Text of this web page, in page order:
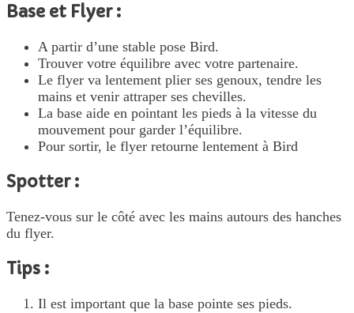
Base et Flyer :
A partir d’une stable pose Bird.
Trouver votre équilibre avec votre partenaire.
Le flyer va lentement plier ses genoux, tendre les
mains et venir attraper ses chevilles.
La base aide en pointant les pieds à la vitesse du
mouvement pour garder l’équilibre.
Pour sortir, le flyer retourne lentement à Bird
Spotter :
Tenez-vous sur le côté avec les mains autours des hanches
du flyer.
Tips :
Il est important que la base pointe ses pieds.